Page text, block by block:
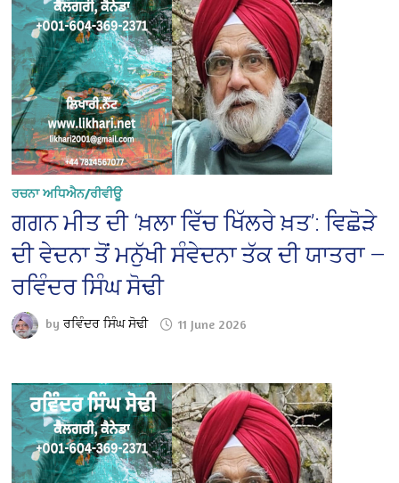
ਰਚਨਾ ਅਧਿਐਨ/ਰੀਵੀਊ
ਗਗਨ ਮੀਤ ਦੀ ‘ਖ਼ਲਾ ਵਿੱਚ ਖਿੱਲਰੇ ਖ਼ਤ’: ਵਿਛੋੜੇ
ਦੀ ਵੇਦਨਾ ਤੋਂ ਮਨੁੱਖੀ ਸੰਵੇਦਨਾ ਤੱਕ ਦੀ ਯਾਤਰਾ —
ਰਵਿੰਦਰ ਸਿੰਘ ਸੋਢੀ
byਰਵਿੰਦਰ ਸਿੰਘ ਸੋਢੀ 11 June 2026